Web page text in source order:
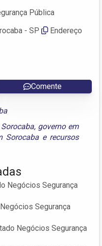
Pública
- SP
Endereço
Comente
, governo em
Sorocabae recursos
Negócios Segurança
Segurança
Negócios Segurança